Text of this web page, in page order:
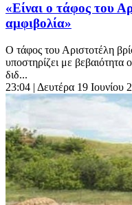
«Είναι ο τάφος του
αμφιβολία»
Ο τάφος του Αριστοτέλη
υποστηρίζει με βεβαιότητα
διδ...
23:04 | Δευτέρα 19 Ιουνίου